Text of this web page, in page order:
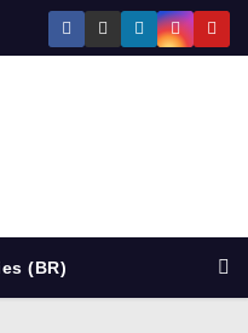
(BR)